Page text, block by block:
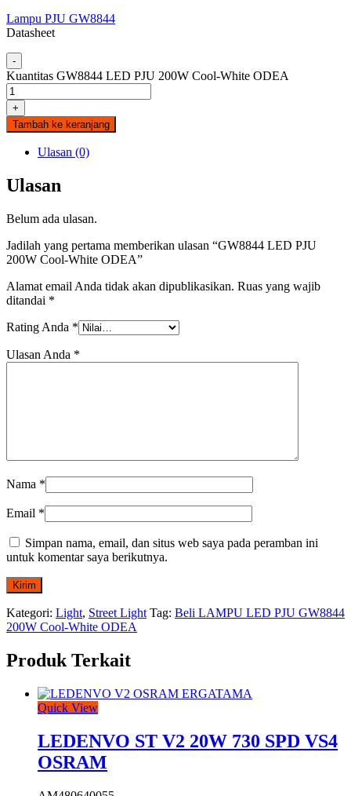
Lampu PJU GW8844
Datasheet
-
Kuantitas GW8844 LED PJU 200W Cool-White ODEA
+
Tambah ke keranjang
Ulasan (0)
Ulasan
Belum ada ulasan.
Jadilah yang pertama memberikan ulasan “GW8844 LED PJU
200W Cool-White ODEA”
Alamat email Anda tidak akan dipublikasikan. Ruas yang wajib
ditandai *
Rating Anda *
Ulasan Anda *
Nama *
Email *
Simpan nama, email, dan situs web saya pada peramban ini
untuk komentar saya berikutnya.
Kategori: Light, Street Light Tag: Beli LAMPU LED PJU GW8844
200W Cool-White ODEA
Produk Terkait
Quick View
LEDENVO ST V2 20W 730 SPD VS4
OSRAM